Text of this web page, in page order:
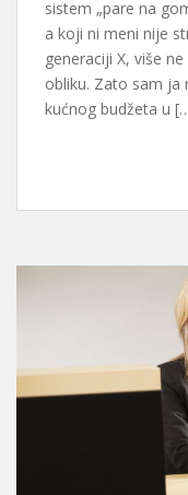
sistem „pare na
a koji ni meni nije
generaciji X, više
obliku. Zato sam ja
kućnog budžeta u